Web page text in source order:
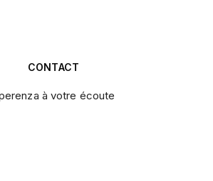
CONTACT
à votre écoute